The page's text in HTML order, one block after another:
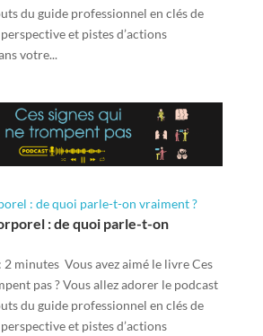
du guide professionnel en clés de
et pistes d’actions
votre...
: de quoi parle-t-on vraiment ?
: de quoi parle-t-on
2 minutes Vous avez aimé le livre Ces
pas ? Vous allez adorer le podcast
du guide professionnel en clés de
et pistes d’actions